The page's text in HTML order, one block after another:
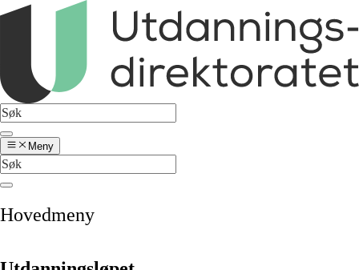
Meny
Hovedmeny